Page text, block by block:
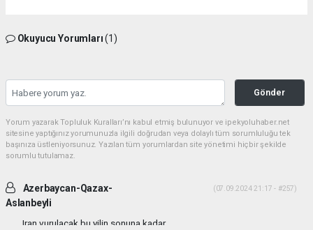
Okuyucu Yorumları(1)
Gönder
Yorum yazarak Topluluk Kuralları’nı kabul etmiş bulunuyor ve ipekyoluhaber.net
sitesine yaptığınız yorumunuzla ilgili doğrudan veya dolaylı tüm sorumluluğu tek
başınıza üstleniyorsunuz. Yazılan tüm yorumlardan site yönetimi hiçbir şekilde
sorumlu tutulamaz.
Azerbaycan-Qazax-
Aslanbeyli
(07.09.2024 21:17 - #257)
Iran vurulacak bu yilin sonuna kadar...